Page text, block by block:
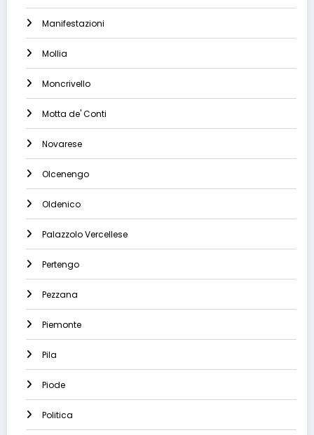
Manifestazioni
Mollia
Moncrivello
Motta de' Conti
Novarese
Olcenengo
Oldenico
Palazzolo Vercellese
Pertengo
Pezzana
Piemonte
Pila
Piode
Politica